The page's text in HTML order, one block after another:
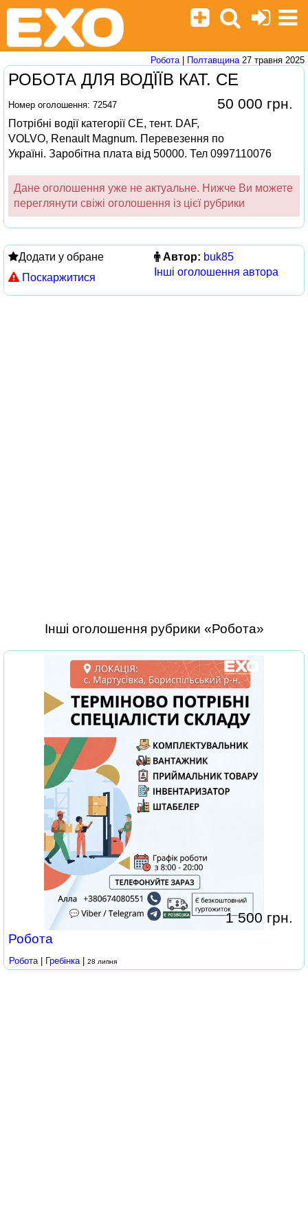
Робота| Полтавщина27 травня 2025
РОБОТА ДЛЯ ВОДЇЇВ КАТ. СЕ
Номер оголошення: 72547 50 000 грн.
Потрібні водії категорії СЕ, тент. DAF,
VOLVO, Renault Magnum. Перевезення по
Україні. Заробітна плата від 50000. Тел 0997110076
Дане оголошення уже не актуальне. Нижче Ви можете
переглянути свіжі оголошення із цієї рубрики
Додати у обране
Поскаржитися
Автор: buk85
Інші оголошення автора
Інші оголошення рубрики «Робота»
1 500 грн.
Робота
Робота | Гребінка | 28 липня